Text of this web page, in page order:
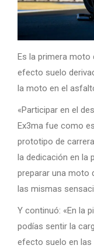
Es la primera moto
efecto suelo
la moto en el
«Participar en el
Ex3ma fue como
prototipo de
la dedicación en la
preparar una moto
las mismas
Y continuó: «En la
podías sentir la
efecto suelo en las